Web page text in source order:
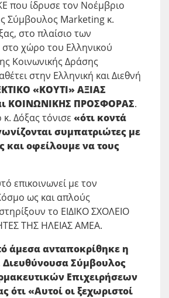
που ίδρυσε τον Νοέμβριο
Σύμβουλος Marketing κ.
στο πλαίσιο των
χώρο του Ελληνικού
Κοινωνικής Δράσης
στην Ελληνική και Διεθνή
«ΚΟΥΤΙ»ΑΞΙΑΣ
ΚΟΙΝΩΝΙΚΗΣ ΠΡΟΣΦΟΡΑΣ.
Δόξας τόνισε «ότι κοντά
συμπατριώτες με
και οφείλουμε να τους
επικοινωνεί με τον
ως και απλούς
το ΕΙΔΙΚΟ ΣΧΟΛΕΙΟ
ΤΗΣ ΗΛΕΙΑΣ ΑΜΕΑ.
άμεσα ανταποκρίθηκε η
Διευθύνουσα Σύμβουλος
Επιχειρήσεων
ότι «Αυτοί οι ξεχωριστοί